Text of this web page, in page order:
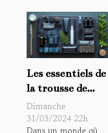
Les essentiels de
la trousse de
toilette
masculine pour
Dimanche
31/03/2024 22h